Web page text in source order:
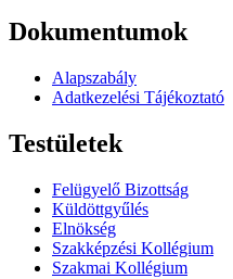
Dokumentumok
Alapszabály
Adatkezelési Tájékoztató
Testületek
Felügyelő Bizottság
Küldöttgyűlés
Elnökség
Szakképzési Kollégium
Szakmai Kollégium